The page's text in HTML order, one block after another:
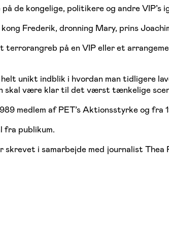
kongelige, politikere og andre VIP’s
Frederik, dronning Mary, prins
terrorangreb på en VIP eller et
unikt indblik i hvordan man tidligere
skal være klar til det værst tænkelige
medlem af PET’s Aktionsstyrke og fra
fra publikum.
i samarbejde med journalist Thea